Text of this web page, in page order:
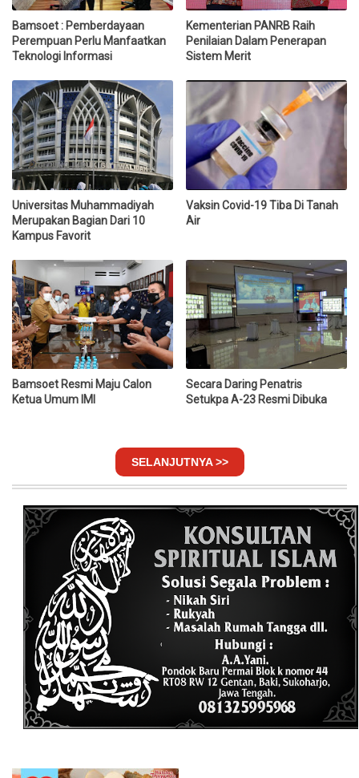
Bamsoet : Pemberdayaan
Perempuan Perlu Manfaatkan
Teknologi Informasi
Kementerian PANRB Raih
Penilaian Dalam Penerapan
Sistem Merit
Universitas Muhammadiyah
Merupakan Bagian Dari 10
Kampus Favorit
Vaksin Covid-19 Tiba Di Tanah
Air
Bamsoet Resmi Maju Calon
Ketua Umum IMI
Secara Daring Penatris
Setukpa A-23 Resmi Dibuka
SELANJUTNYA >>